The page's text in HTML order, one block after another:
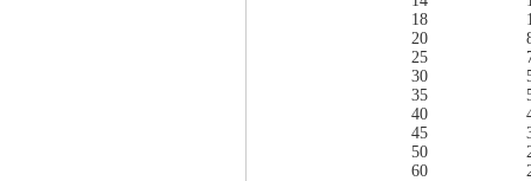
18
20
25
30
35
40
45
50
60